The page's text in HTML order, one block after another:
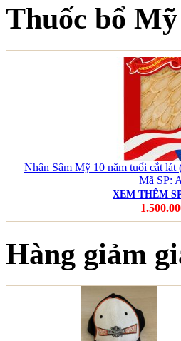
Thuốc bổ
Nhân Sâm Mỹ 10 năm tuổi cắt
Mã SP:
XEM THÊM
Hàng giảm